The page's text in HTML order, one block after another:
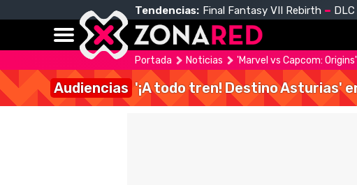
Tendencias: Final Fantasy VII Rebirth
Portada Noticias 'Marvel vs Capcom:
Audiencias '¡A todo tren! Destino Asturias'